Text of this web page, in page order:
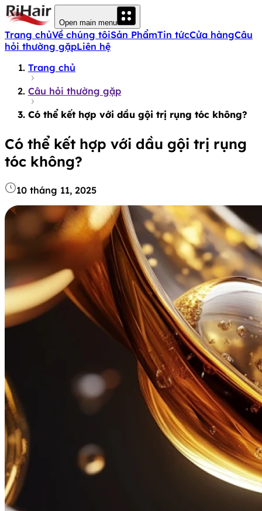
Open main menu
Trang chủVề chúng tôiSản PhẩmTin tứcCửa hàngCâu
hỏi thường gặpLiên hệ
Trang chủ
Câu hỏi thường gặp
Có thể kết hợp với dầu gội trị rụng tóc không?
Có thể kết hợp với dầu gội trị rụng
tóc không?
10 tháng 11, 2025